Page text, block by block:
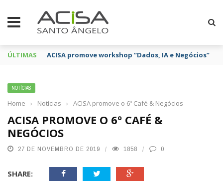
ÚLTIMAS ACISA promove workshop “Dados, IA e Negócios”
NOTÍCIAS
Home › Notícias › ACISA promove o 6º Café & Negócios
ACISA PROMOVE O 6º CAFÉ &
NEGÓCIOS
27 DE NOVEMBRO DE 2019 1858 0
SHARE: